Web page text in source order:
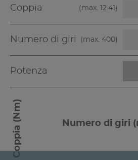
Coppia (max. 12.41 )
Numero di giri (max. 400)
Potenza
Coppia (Nm) Numero di giri